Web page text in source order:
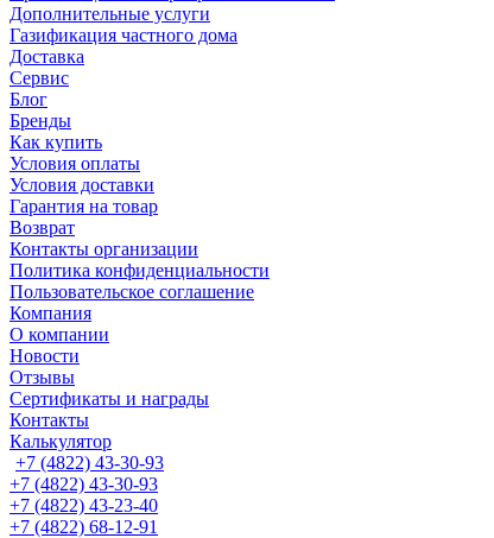
Дополнительные услуги
Газификация частного дома
Доставка
Сервис
Блог
Бренды
Как купить
Условия оплаты
Условия доставки
Гарантия на товар
Возврат
Контакты организации
Политика конфиденциальности
Пользовательское соглашение
Компания
О компании
Новости
Отзывы
Сертификаты и награды
Контакты
Калькулятор
+7 (4822) 43-30-93
+7 (4822) 43-30-93
+7 (4822) 43-23-40
+7 (4822) 68-12-91